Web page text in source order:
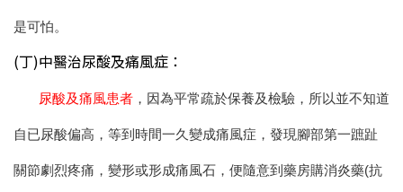
是可怕。
(丁)中醫治尿酸及痛風症：
尿酸及痛風患者 ，因為平常疏於保養及檢驗，所以並不知道
自已尿酸偏高，等到時間一久變成痛風症，發現腳部第一蹠趾
關節劇烈疼痛，變形或形成痛風石，便隨意到藥房購消炎藥(抗